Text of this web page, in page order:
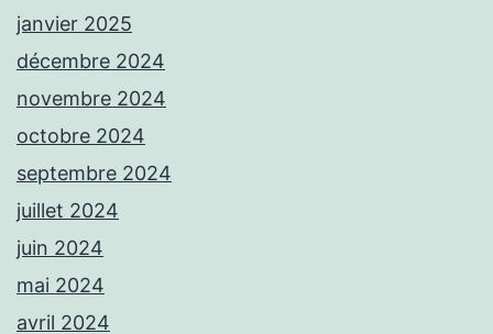
janvier 2025
décembre 2024
novembre 2024
octobre 2024
septembre 2024
juillet 2024
juin 2024
mai 2024
avril 2024